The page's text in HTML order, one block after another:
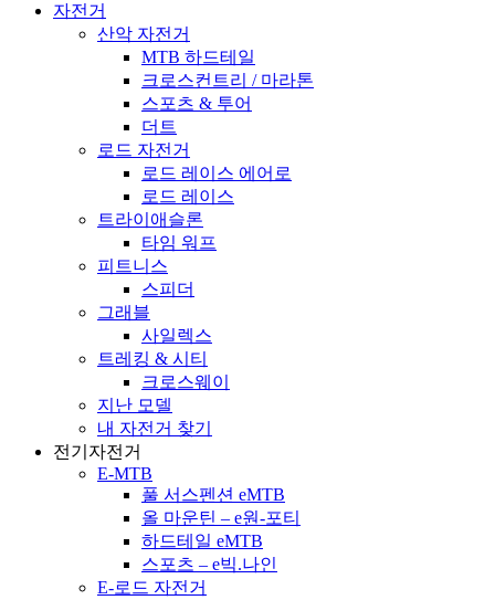
자전거
산악 자전거
MTB 하드테일
크로스컨트리 / 마라톤
스포츠 & 투어
더트
로드 자전거
로드 레이스 에어로
로드 레이스
트라이애슬론
타임 워프
피트니스
스피더
그래블
사일렉스
트레킹 & 시티
크로스웨이
지난 모델
내 자전거 찾기
전기자전거
E-MTB
풀 서스펜션 eMTB
올 마운틴 – e원-포티
하드테일 eMTB
스포츠 – e빅.나인
E-로드 자전거